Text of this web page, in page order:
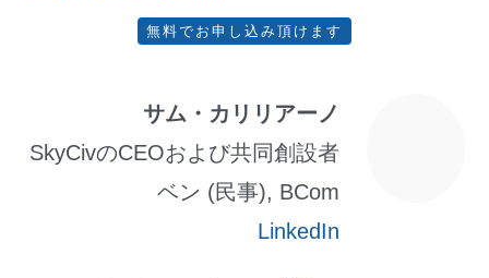
無料でお申し込み頂けます
サム・カリリアーノ
SkyCivのCEOおよび共同創設者
ベン (民事), BCom
LinkedIn